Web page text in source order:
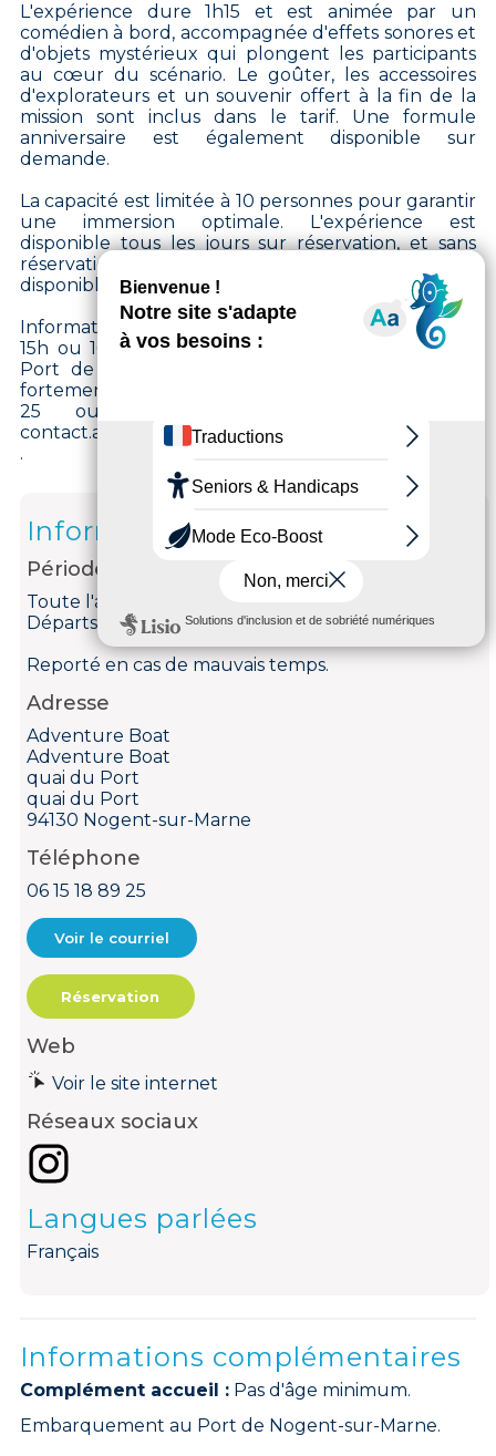
L'expérience dure 1h15 et est animée par un
comédien à bord, accompagnée d'effets sonores et
d'objets mystérieux qui plongent les participants
au cœur du scénario. Le goûter, les accessoires
d'explorateurs et un souvenir offert à la fin de la
mission sont inclus dans le tarif. Une formule
anniversaire est également disponible sur
demande.
La capacité est limitée à 10 personnes pour garantir
une immersion optimale. L'expérience est
disponible tous les jours sur réservation, et sans
réservation le week-end dans la limite des places
disponibles.
Informations pratiques : Tous les jours à 12h, 13h30,
15h ou 16h30. Durée : 1h15. Tarif : 27 €/personne.
Port de Nogent, Nogent-sur-Marne. Réservation
fortement conseillée par téléphone au 06 15 18 89
25 ou sur adventureboat.fr. Email :
contact.adventureboat@gmail.com.
.
Informations
Période d'ouverture
Toute l'année tous les jours.
Départs à 12h, 13h30, 15h ou 16h.
Reporté en cas de mauvais temps.
Adresse
Adventure Boat
Adventure Boat
quai du Port
quai du Port
94130 Nogent-sur-Marne
Téléphone
06 15 18 89 25
Voir le courriel
Réservation
Web
Voir le site internet
Réseaux sociaux
Langues parlées
Français
Informations complémentaires
Complément accueil :Pas d'âge minimum.
Embarquement au Port de Nogent-sur-Marne.